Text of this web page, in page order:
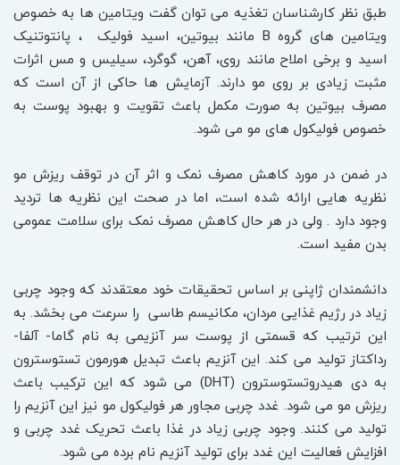
طبق نظر کارشناسان تغذیه می توان گفت ویتامین ها به خصوص
ویتامین های گروه B مانند بیوتین، اسید فولیک ، پانتوتنیک
اسید و برخی املاح مانند روی، آهن، گوگرد، سیلیس و مس اثرات
مثبت زیادی بر روی مو دارند. آزمایش ها حاکی از آن است که
مصرف بیوتین به صورت مکمل باعث تقویت و بهبود پوست به
خصوص فولیکول های مو می شود.
در ضمن در مورد کاهش مصرف نمک و اثر آن در توقف ریزش مو
نظریه هایی ارائه شده است، اما در صحت این نظریه ها تردید
وجود دارد . ولی در هر حال کاهش مصرف نمک برای سلامت عمومی
بدن مفید است.
دانشمندان ژاپنی بر اساس تحقیقات خود معتقدند که وجود چربی
زیاد در رژیم غذایی مردان، مکانیسم طاسی را سرعت می بخشد. به
این ترتیب که قسمتی از پوست سر آنزیمی به نام گاما- آلفا-
رداکتاز تولید می کند. این آنزیم باعث تبدیل هورمون تستوسترون
به دی هیدروتستوسترون (DHT) می شود که این ترکیب باعث
ریزش مو می شود. غدد چربی مجاور هر فولیکول مو نیز این آنزیم را
تولید می کنند. وجود چربی زیاد در غذا باعث تحریک غدد چربی و
افزایش فعالیت این غدد برای تولید آنزیم نام برده می شود.